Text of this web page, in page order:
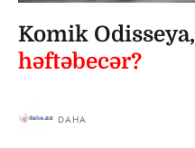
Komik Odisseya,
həftəbecər?
DAHA